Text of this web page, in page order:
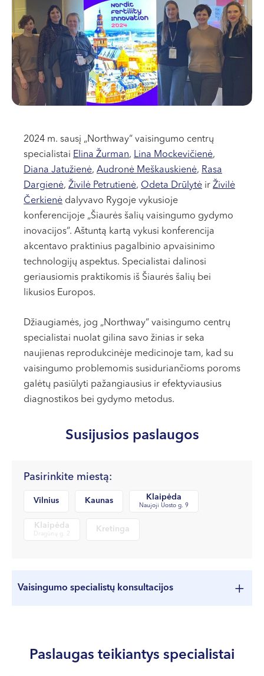
Klaipėda
Dragūnų g. 2
Darbo laikas:
I-V 08:00 - 20:00
VI, VII --
Darbo laikas:
I-V 08:00 - 20:00
VI 09:00 - 15:00
VII --
Kretinga
J. Basanavičiaus g. 80
Darbo laikas:
I-V 08:00 - 20:00
VI, VII --
2024 m. sausį „Northway“ vaisingumo centrų
specialistai Elina Žurman, Lina Mockevičienė,
Diana Jatužienė, Audronė Meškauskienė, Rasa
Dargienė, Živilė Petrutienė, Odeta Drūlytė ir Živilė
Čerkienė dalyvavo Rygoje vykusioje
konferencijoje „Šiaurės šalių vaisingumo gydymo
inovacijos“. Aštuntą kartą vykusi konferencija
akcentavo praktinius pagalbinio apvaisinimo
technologijų aspektus. Specialistai dalinosi
geriausiomis praktikomis iš Šiaurės šalių bei
likusios Europos.
Džiaugiamės, jog „Northway“ vaisingumo centrų
specialistai nuolat gilina savo žinias ir seka
naujienas reprodukcinėje medicinoje tam, kad su
vaisingumo problemomis susiduriančioms poroms
galėtų pasiūlyti pažangiausius ir efektyviausius
diagnostikos bei gydymo metodus.
Susijusios paslaugos
Pasirinkite miestą:
Vilnius Kaunas Klaipėda
Naujoji Uosto g. 9
Klaipėda
Dragūnų g. 2
Kretinga
Vaisingumo specialistų konsultacijos
Paslaugas teikiantys specialistai